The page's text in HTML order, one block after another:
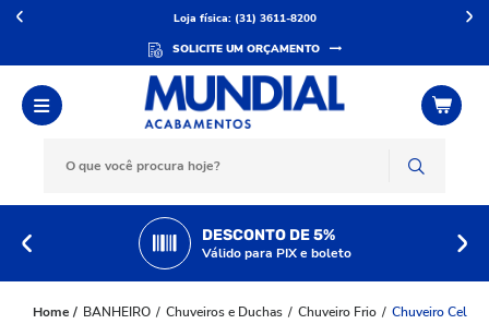
Loja física: (31) 3611-8200
SOLICITE UM ORÇAMENTO
DESCONTO DE 5%
Válido para PIX e boleto
BANHEIRO Chuveiros e Duchas Chuveiro Frio Chuveiro Celite